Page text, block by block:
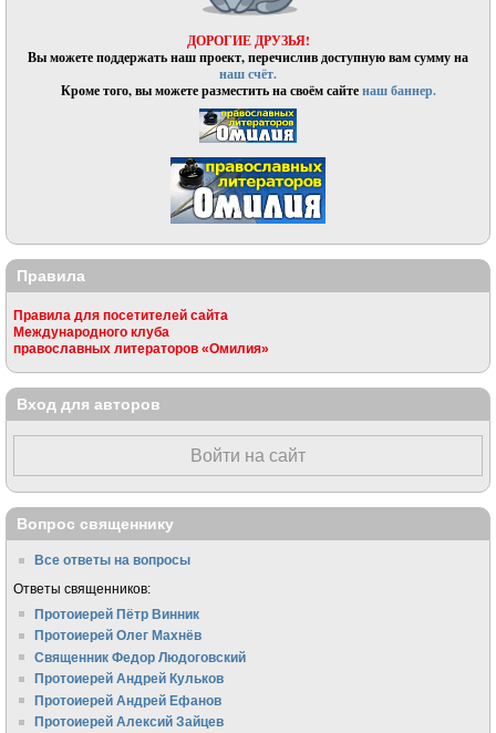
ДОРОГИЕ ДРУЗЬЯ!
Вы можете поддержать наш проект, перечислив доступную вам сумму на
наш счёт.
Кроме того, вы можете разместить на своём сайтенаш баннер.
Правила
Правила для посетителей сайта
Международного клуба
православных литераторов «Омилия»
Вход для авторов
Войти на сайт
Вопрос священнику
Все ответы на вопросы
Ответы священников:
Протоиерей Пётр Винник
Протоиерей Олег Махнёв
Священник Федор Людоговский
Протоиерей Андрей Кульков
Протоиерей Андрей Ефанов
Протоиерей Алексий Зайцев